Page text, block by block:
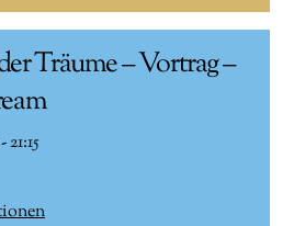
Träume – Vortrag –
-21:15